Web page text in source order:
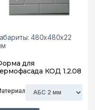
480х480х22
для
КОД 1.2.08